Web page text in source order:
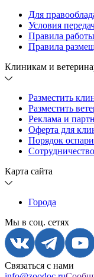
Для
Условия
Правила
Правила
Клиникам и
Разместить
Разместить
Реклама и
Оферта для
Порядок
Карта сайта
Города
Мы в соц. сетях
Связаться с нами